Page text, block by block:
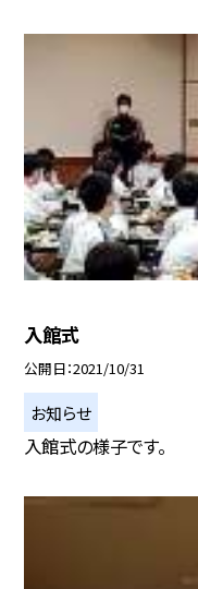
入館式
公開日 2021/10/31
お知らせ
入館式の様子です。